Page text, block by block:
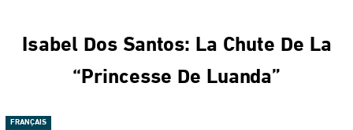
Isabel Dos Santos: La Chute De La
“princesse De Luanda”
FRANÇAIS